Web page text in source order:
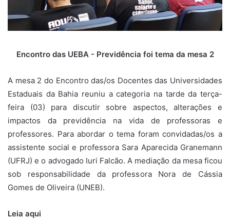
Encontro das UEBA - Previdência foi tema da mesa 2
A mesa 2 do Encontro das/os Docentes das Universidades
Estaduais da Bahia reuniu a categoria na tarde da terça-
feira (03) para discutir sobre aspectos, alterações e
impactos da previdência na vida de professoras e
professores. Para abordar o tema foram convidadas/os a
assistente social e professora Sara Aparecida Granemann
(UFRJ) e o advogado Iuri Falcão. A mediação da mesa ficou
sob responsabilidade da professora Nora de Cássia
Gomes de Oliveira (UNEB).
Leia aqui